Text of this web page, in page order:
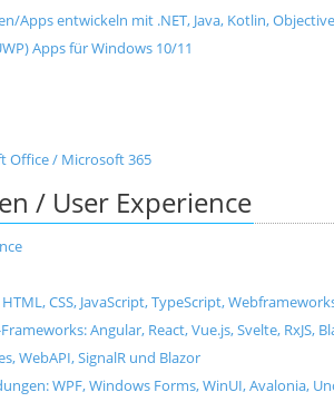
entwickeln mit .NET, Java, Kotlin,
Apps für Windows 10/11
Office / Microsoft 365
/ User Experience
CSS, JavaScript, TypeScript,
Angular, React, Vue.js, Svelte, RxJS,
WebAPI, SignalR und Blazor
WPF, Windows Forms, WinUI, Avalonia,